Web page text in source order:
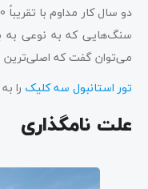
سنگ‌هایی که به نوعی به
می‌توان گفت که
تور استانبول سه کلیک را
علت نامگذاری